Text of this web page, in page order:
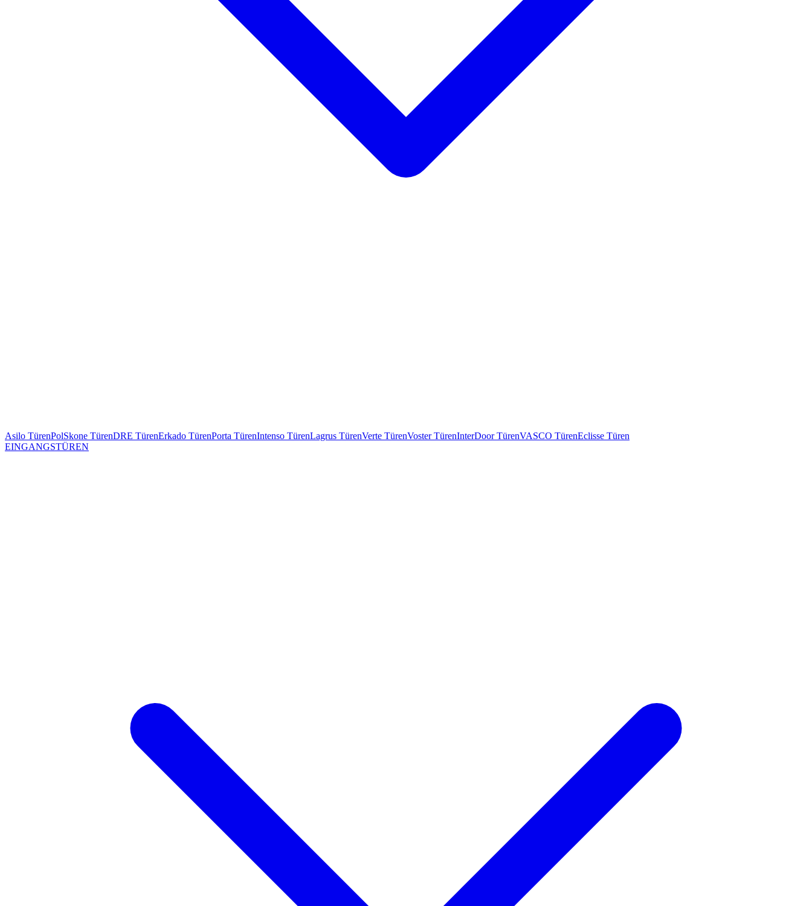
Asilo TürenPolSkone TürenDRE TürenErkado TürenPorta TürenIntenso TürenLagrus TürenVerte TürenVoster TürenInterDoor TürenVASCO TürenEclisse Türen
EINGANGSTÜREN